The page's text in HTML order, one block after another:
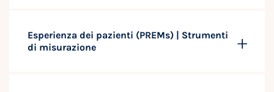
Esperienza dei pazienti (PREMs) | Strumenti
di misurazione